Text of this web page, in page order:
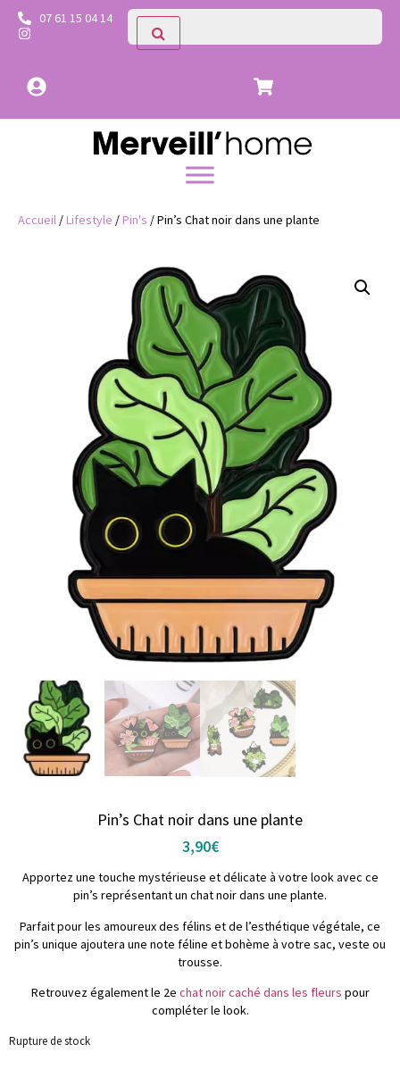
07 61 15 04 14
Accueil /Lifestyle /Pin's / Pin’s Chat noir dans une plante
Pin’s Chat noir dans une plante
3,90€
Apportez une touche mystérieuse et délicate à votre look avec ce
pin’s représentant un chat noir dans une plante.
Parfait pour les amoureux des félins et de l’esthétique végétale, ce
pin’s unique ajoutera une note féline et bohème à votre sac, veste ou
trousse.
Retrouvez également le 2e chat noir caché dans les fleurs pour
compléter le look.
Rupture de stock